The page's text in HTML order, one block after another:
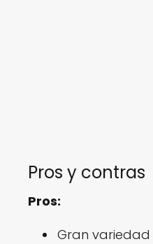
Pros y contras
Pros:
Gran